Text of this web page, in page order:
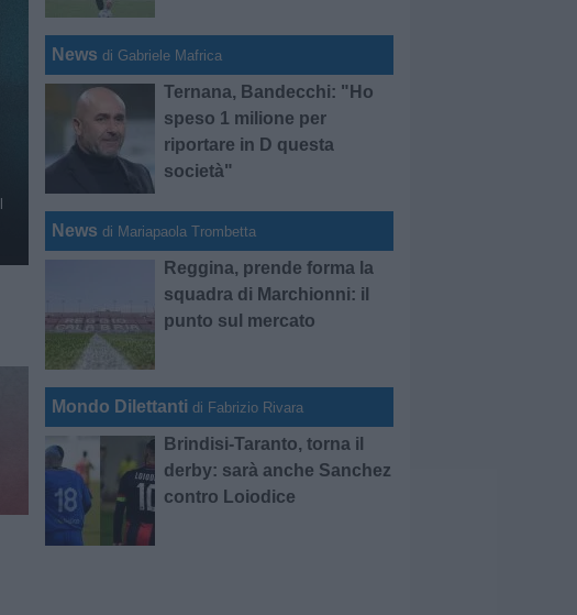
News di Gabriele Mafrica
Ternana, Bandecchi: "Ho
speso 1 milione per
riportare in D questa
società"
News di Mariapaola Trombetta
Reggina, prende forma la
squadra di Marchionni: il
punto sul mercato
Mondo Dilettanti di Fabrizio Rivara
Brindisi-Taranto, torna il
derby: sarà anche Sanchez
contro Loiodice